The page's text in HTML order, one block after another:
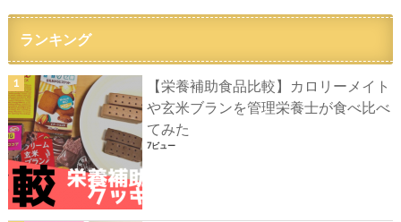
ランキング
【栄養補助食品比較】カロリーメイト
や玄米ブランを管理栄養士が食べ比べ
てみた
7ビュー